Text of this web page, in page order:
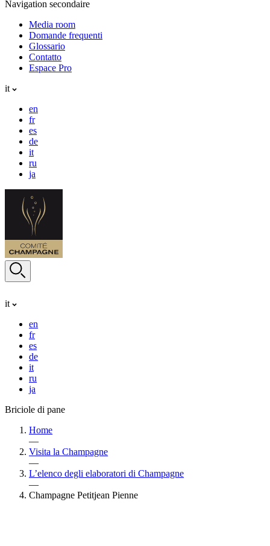
Navigation secondaire
Media room
Domande frequenti
Glossario
Contatto
Espace Pro
it
en
fr
es
de
it
ru
ja
it
en
fr
es
de
it
ru
ja
Briciole di pane
Home
—
Visita la Champagne
—
L’elenco degli elaboratori di Champagne
—
Champagne Petitjean Pienne